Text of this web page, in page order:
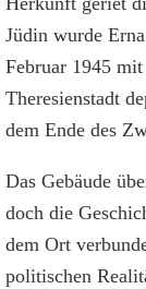
Jüdin wurde
Februar 1945
Theresienstadt
dem Ende des
Das Gebäude
doch die
dem Ort
politischen